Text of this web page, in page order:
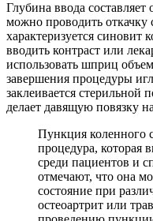
Глубина ввода составляет
можно проводить откачку
характеризуется синовит
вводить контраст или
использовать шприц
завершения процедуры
заклеивается стерильной
делает давящую повязку
Пункция коленного
процедура, которая
среди пациентов и
отмечают, что она
состояние при
остеоартрит или